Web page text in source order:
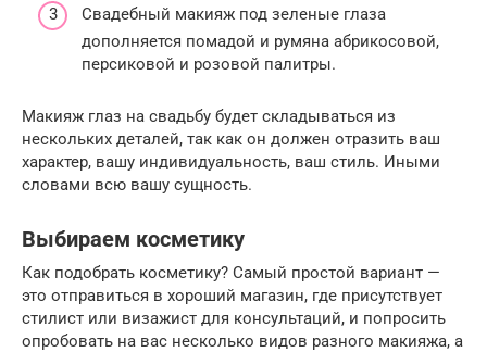
Свадебный макияж под зеленые глаза
дополняется помадой и румяна абрикосовой,
персиковой и розовой палитры.
Макияж глаз на свадьбу будет складываться из
нескольких деталей, так как он должен отразить ваш
характер, вашу индивидуальность, ваш стиль. Иными
словами всю вашу сущность.
Выбираем косметику
Как подобрать косметику? Самый простой вариант —
это отправиться в хороший магазин, где присутствует
стилист или визажист для консультаций, и попросить
опробовать на вас несколько видов разного макияжа, а